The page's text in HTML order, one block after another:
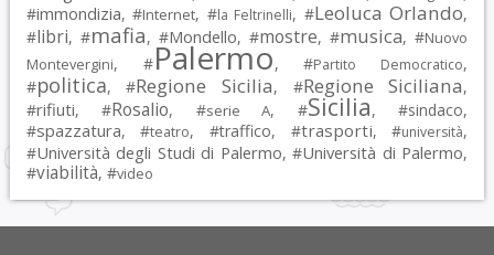
#immondizia, #Internet, #la Feltrinelli, #Leoluca Orlando,
#libri, #mafia, #Mondello, #mostre, #musica, #Nuovo
Montevergini, #Palermo, #Partito Democratico,
#politica, #Regione Sicilia, #Regione Siciliana,
#rifiuti, #Rosalio, #serie A, #Sicilia, #sindaco,
#spazzatura, #teatro, #traffico, #trasporti, #università,
#Università degli Studi di Palermo, #Università di Palermo,
#viabilità, #video